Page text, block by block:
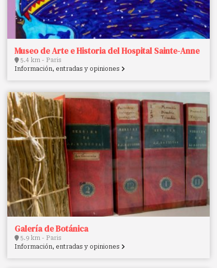
Museo de Arte e Historia del Hospital Sainte-Anne
5.4 km - Paris
Información, entradas y opiniones
Galería de Botánica
5.9 km - Paris
Información, entradas y opiniones